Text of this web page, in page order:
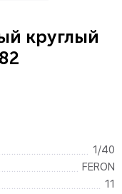
круглый
1/40
FERON
11